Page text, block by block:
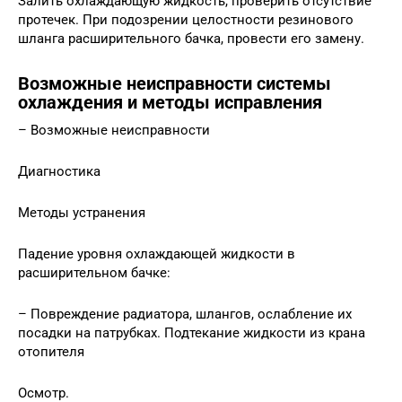
протечек. При подозрении целостности резинового
шланга расширительного бачка, провести его замену.
Возможные неисправности системы
охлаждения и методы исправления
– Возможные неисправности
Диагностика
Методы устранения
Падение уровня охлаждающей жидкости в
расширительном бачке:
– Повреждение радиатора, шлангов, ослабление их
посадки на патрубках. Подтекание жидкости из крана
отопителя
Осмотр.